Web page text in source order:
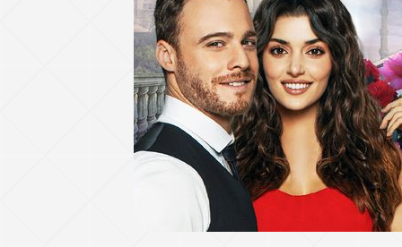
66 серия
67 серия
70 серия
71 серия
74 серия
75 серия
78 серия
79 серия
82 серия
83 серия